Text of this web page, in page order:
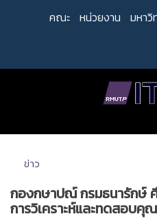
คณะ หน่วยงาน มหาวิ
ข่าว
กองกษาปณ์ กรมธนารักษ์
การวิเคราะห์และทดสอบ